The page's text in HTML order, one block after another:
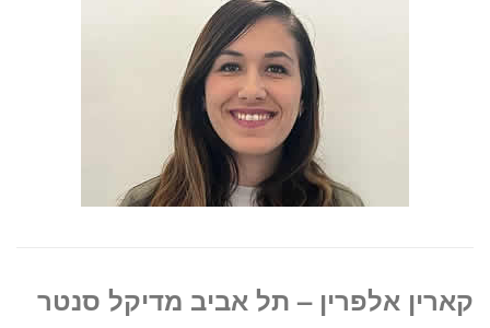
קארין אלפרין – תל אביב מדיקל סנטר